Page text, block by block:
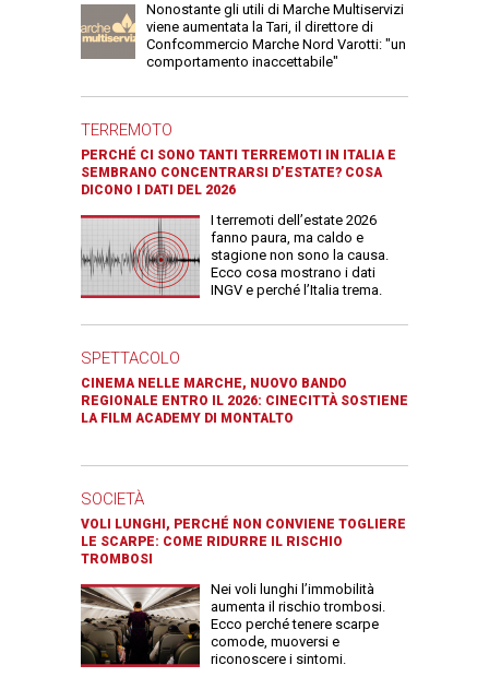
Nonostante gli utili di Marche Multiservizi
viene aumentata la Tari, il direttore di
Confcommercio Marche Nord Varotti: "un
comportamento inaccettabile"
TERREMOTO
PERCHÉ CI SONO TANTI TERREMOTI IN ITALIA E
SEMBRANO CONCENTRARSI D’ESTATE? COSA
DICONO I DATI DEL 2026
I terremoti dell’estate 2026
fanno paura, ma caldo e
stagione non sono la causa.
Ecco cosa mostrano i dati
INGV e perché l’Italia trema.
SPETTACOLO
CINEMA NELLE MARCHE, NUOVO BANDO
REGIONALE ENTRO IL 2026: CINECITTÀ SOSTIENE
LA FILM ACADEMY DI MONTALTO
SOCIETÀ
VOLI LUNGHI, PERCHÉ NON CONVIENE TOGLIERE
LE SCARPE: COME RIDURRE IL RISCHIO
TROMBOSI
Nei voli lunghi l’immobilità
aumenta il rischio trombosi.
Ecco perché tenere scarpe
comode, muoversi e
riconoscere i sintomi.